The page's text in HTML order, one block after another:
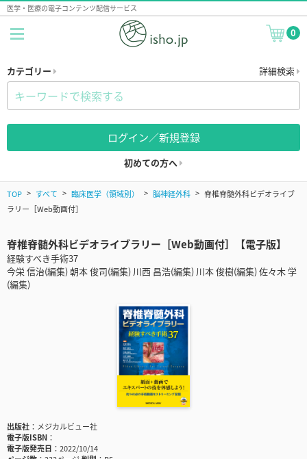
医学・医療の電子コンテンツ配信サービス
0
カテゴリー 詳細検索
ログイン／新規登録
初めての方へ
TOP すべて 臨床医学（領域別） 脳神経外科
脊椎脊髄外科ビデオライブ
ラリー［Web動画付］
脊椎脊髄外科ビデオライブラリー［Web動画付］【電子版】
経験すべき手術37
今栄 信治(編集) 朝本 俊司(編集) 川西 昌浩(編集) 川本 俊樹(編集) 佐々木 学
(編集)
出版社
メジカルビュー社
電子版ISBN
電子版発売日
2022/10/14